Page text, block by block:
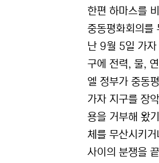
한편 하마스를
중동평화회의를
난 9월 5일 가자
구에 전력, 물,
엘 정부가 중동
가자 지구를 장
용을 거부해 왔
체를 무산시키
사이의 분쟁을